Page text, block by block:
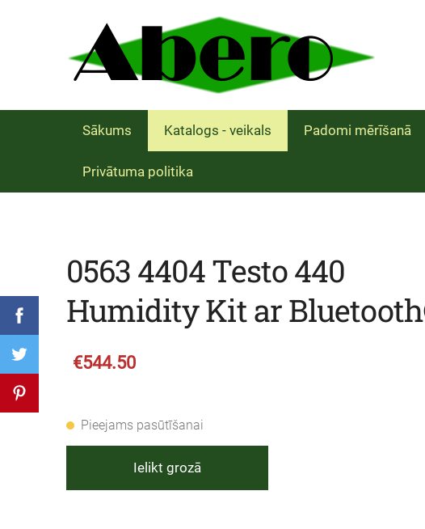
Sākums Katalogs - veikals Padomi mērīšanā
Privātuma politika
0563 4404 Testo 440
Humidity Kit ar
€544.50
Pieejams pasūtīšanai
Ielikt grozā